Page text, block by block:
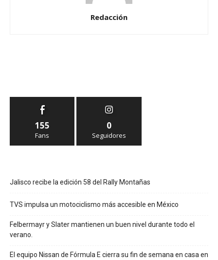
Redacción
155
Fans
0
Seguidores
Jalisco recibe la edición 58 del Rally Montañas
TVS impulsa un motociclismo más accesible en México
Felbermayr y Slater mantienen un buen nivel durante todo el
verano.
El equipo Nissan de Fórmula E cierra su fin de semana en casa en